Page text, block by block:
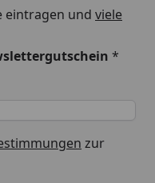
eintragen und viele
*
zur